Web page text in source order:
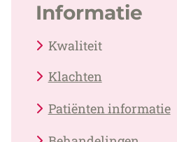
Informatie
Kwaliteit
Klachten
Patiënten informatie